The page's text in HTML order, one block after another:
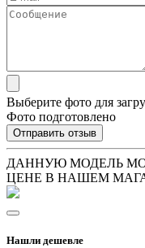
Выберите фото для
Фото подготовлено
Отправить отзыв
ДАННУЮ МОДЕЛЬ
ЦЕНЕ В НАШЕМ
Нашли дешевле